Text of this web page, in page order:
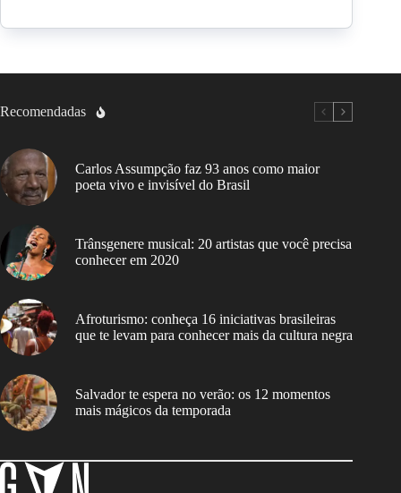
Recomendadas
Carlos Assumpção faz 93 anos como maior
poeta vivo e invisível do Brasil
Trânsgenere musical: 20 artistas que você precisa
conhecer em 2020
Afroturismo: conheça 16 iniciativas brasileiras
que te levam para conhecer mais da cultura negra
Salvador te espera no verão: os 12 momentos
mais mágicos da temporada